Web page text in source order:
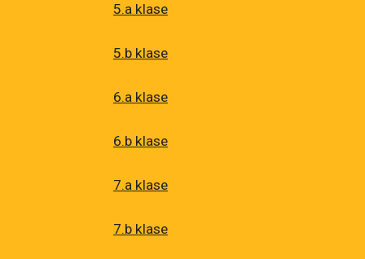
5.a klase
5.b klase
6.a klase
6.b klase
7.a klase
7.b klase